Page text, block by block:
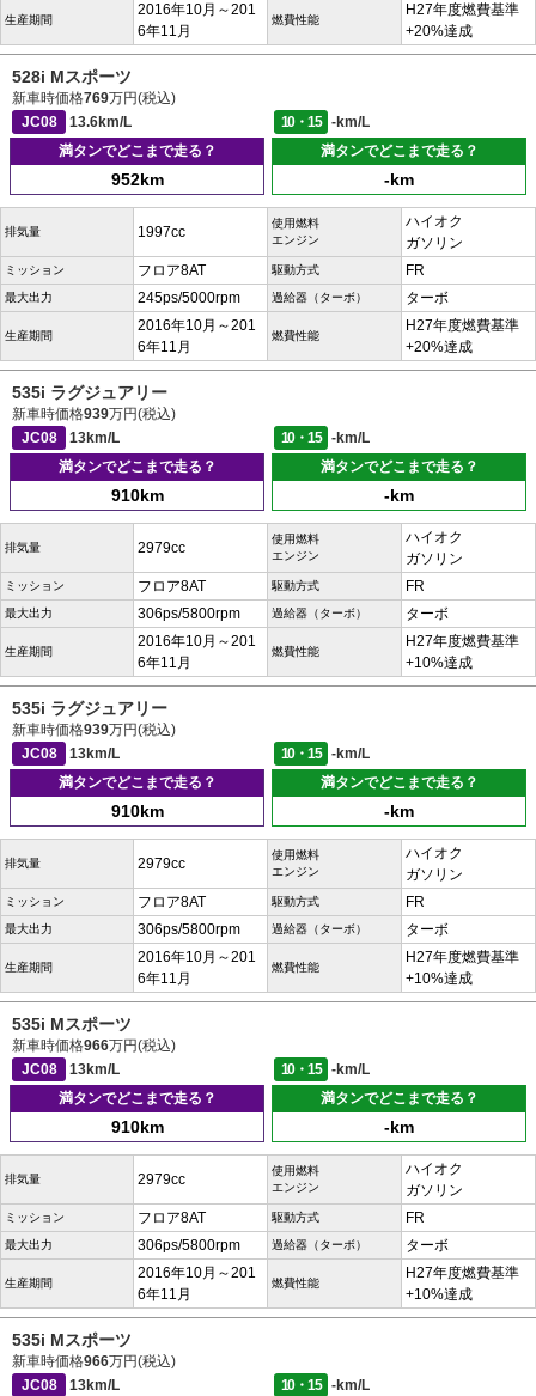
生産期間
2016年10月～201
6年11月
燃費性能
H27年度燃費基準
+20%達成
528i Mスポーツ
新車時価格769万円(税込)
JC08
13.6km/L 10・15
-km/L
満タンでどこまで走る？
952km
満タンでどこまで走る？
-km
排気量 1997cc
使用燃料
エンジン
ハイオク
ガソリン
ミッション フロア8AT 駆動方式 FR
最大出力 245ps/5000rpm 過給器（ターボ） ターボ
生産期間
2016年10月～201
6年11月
燃費性能
H27年度燃費基準
+20%達成
535i ラグジュアリー
新車時価格939万円(税込)
JC08
13km/L 10・15
-km/L
満タンでどこまで走る？
910km
満タンでどこまで走る？
-km
排気量 2979cc
使用燃料
エンジン
ハイオク
ガソリン
ミッション フロア8AT 駆動方式 FR
最大出力 306ps/5800rpm 過給器（ターボ） ターボ
生産期間
2016年10月～201
6年11月
燃費性能
H27年度燃費基準
+10%達成
535i ラグジュアリー
新車時価格939万円(税込)
JC08
13km/L 10・15
-km/L
満タンでどこまで走る？
910km
満タンでどこまで走る？
-km
排気量 2979cc
使用燃料
エンジン
ハイオク
ガソリン
ミッション フロア8AT 駆動方式 FR
最大出力 306ps/5800rpm 過給器（ターボ） ターボ
生産期間
2016年10月～201
6年11月
燃費性能
H27年度燃費基準
+10%達成
535i Mスポーツ
新車時価格966万円(税込)
JC08
13km/L 10・15
-km/L
満タンでどこまで走る？
910km
満タンでどこまで走る？
-km
排気量 2979cc
使用燃料
エンジン
ハイオク
ガソリン
ミッション フロア8AT 駆動方式 FR
最大出力 306ps/5800rpm 過給器（ターボ） ターボ
生産期間
2016年10月～201
6年11月
燃費性能
H27年度燃費基準
+10%達成
535i Mスポーツ
新車時価格966万円(税込)
JC08
13km/L 10・15
-km/L